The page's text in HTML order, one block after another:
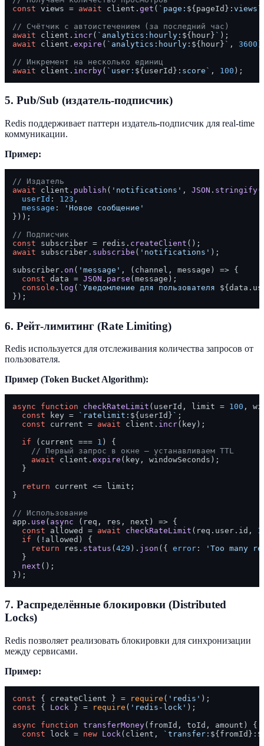
const views = await client. get ( `page: ${pageId} :views`
// Счётчик с автоистечением (за последний час)
await client. incr( `analytics:hourly: ${hour} `
await client. expire ( `analytics:hourly: ${hour} ` , 3600
// Инкремент на несколько единиц
await client. incrby( `user: ${userId} :score` , 100
5. Pub/Sub (издатель-подписчик)
Redis поддерживает паттерн издатель-подписчик для real-time
коммуникации.
Пример:
// Издатель
await client. publish ( 'notifications' , JSON . stringify
userId : 123 ,
message :
'Новое сообщение'
}));
// Подписчик
const subscriber = redis. createClient
await subscriber. subscribe ( 'notifications' );
subscriber. on ( 'message' , ( channel, message ) => {
const data = JSON . parse (message);
console . log ( `Уведомление для пользователя
6. Рейт-лимитинг (Rate Limiting)
Redis используется для отслеживания количества запросов от
пользователя.
Пример (Token Bucket Algorithm):
async function checkRateLimit ( userId, limit = 100 ,
const key = `ratelimit: ${userId} ` ;
const current = await client. incr(key);
if (current === 1 ) {
// Первый запрос в окне — устанавливаем TTL
await client. expire (key, windowSeconds);
  }
return current <= limit;
}
// Использование
app. use ( async (req, res, next) => {
const allowed = await checkRateLimit (req. user . id ,
if (!allowed) {
return res. status ( 429 ). json ({ error :
'Too many
  }
next ();
7. Распределённые блокировки (Distributed
Locks)
Redis позволяет реализовать блокировки для синхронизации
между сервисами.
Пример:
const { createClient } = require ( 'redis'
const { Lock } = require ( 'redis-lock' );
async
function transferMoney( fromId, toId, amount ) {
const lock = new Lock (client, `transfer: ${fromId} :